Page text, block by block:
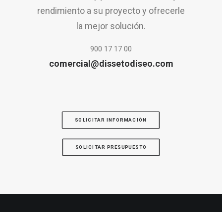
rendimiento a su proyecto y ofrecerle
la mejor solución.
900 17 17 00
comercial@dissetodiseo.com
SOLICITAR INFORMACIÓN
SOLICITAR PRESUPUESTO